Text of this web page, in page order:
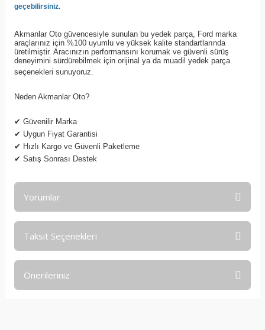
geçebilirsiniz.
Akmanlar Oto güvencesiyle sunulan bu yedek parça, Ford marka
araçlarınız için %100 uyumlu ve yüksek kalite standartlarında
üretilmiştir. Aracınızın performansını korumak ve güvenli sürüş
deneyimini sürdürebilmek için orijinal ya da muadil yedek parça
seçenekleri sunuyoruz.
Neden Akmanlar Oto?
✔ Güvenilir Marka
✔ Uygun Fiyat Garantisi
✔ Hızlı Kargo ve Güvenli Paketleme
✔ Satış Sonrası Destek
Yorumlar
Taksit Seçenekleri
Önerileriniz